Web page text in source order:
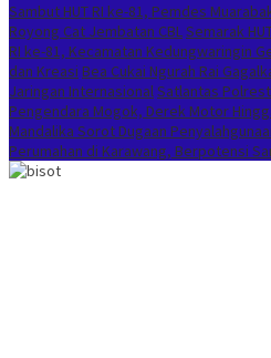
Sambut HUT RI ke-81, Pemdes
Royong Cat Jembatan CBLSemarak
RI ke-81, Kecamatan Kedungwaringin
dan Kreasi Bea Cukai Ngurah Rai
Jaringan InternasionalSatlantas
Pengendara Mogok, Derek Motor
Mandalika Sorot Dugaan
Perumahan di Karawang, Berpotensi